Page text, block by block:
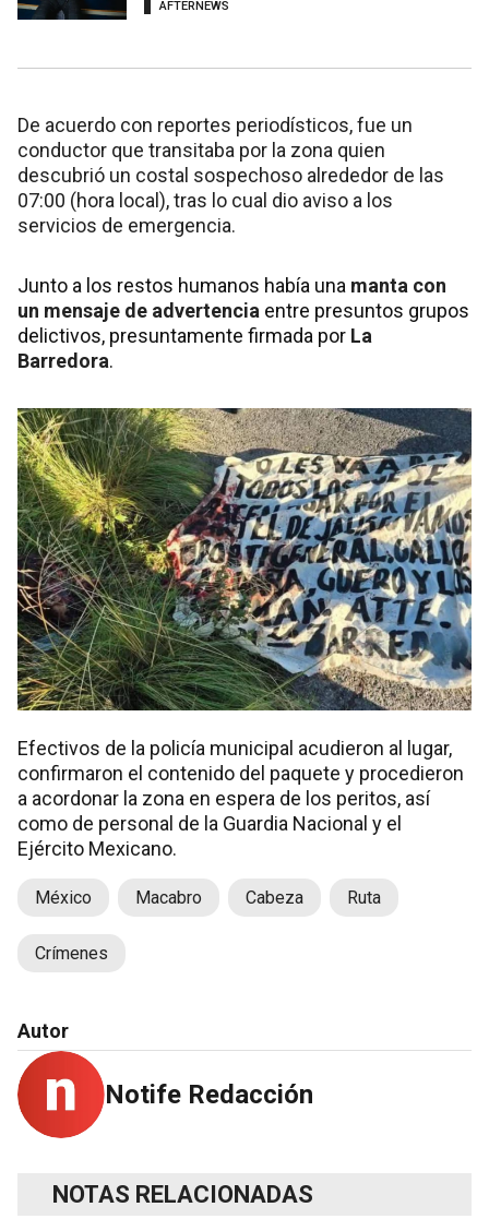
AFTERNEWS
De acuerdo con reportes periodísticos, fue un
conductor que transitaba por la zona quien
descubrió un costal sospechoso alrededor de las
07:00 (hora local), tras lo cual dio aviso a los
servicios de emergencia.
Junto a los restos humanos había una manta con
un mensaje de advertencia entre presuntos grupos
delictivos, presuntamente firmada por La
Barredora.
Efectivos de la policía municipal acudieron al lugar,
confirmaron el contenido del paquete y procedieron
a acordonar la zona en espera de los peritos, así
como de personal de la Guardia Nacional y el
Ejército Mexicano.
México Macabro Cabeza Ruta
Crímenes
Autor
Notife Redacción
NOTAS RELACIONADAS